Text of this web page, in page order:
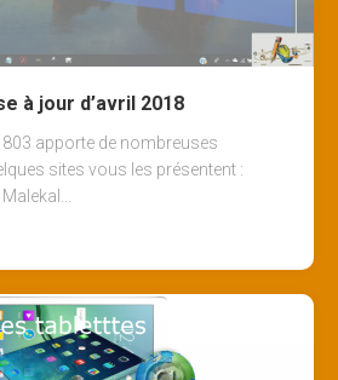
à jour d’avril 2018
apporte de nombreuses
sites vous les présentent :